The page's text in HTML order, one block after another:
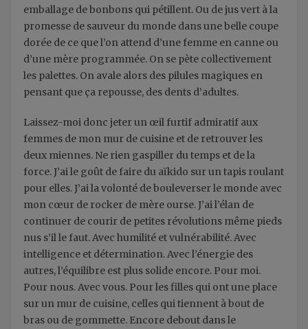
emballage de bonbons qui pétillent. Ou de jus vert à la
promesse de sauveur du monde dans une belle coupe
dorée de ce que l’on attend d’une femme en canne ou
d’une mère programmée. On se pète collectivement
les palettes. On avale alors des pilules magiques en
pensant que ça repousse, des dents d’adultes.
Laissez-moi donc jeter un œil furtif admiratif aux
femmes de mon mur de cuisine et de retrouver les
deux miennes. Ne rien gaspiller du temps et de la
force. J’ai le goût de faire du aïkido sur un tapis roulant
pour elles. J’ai la volonté de bouleverser le monde avec
mon cœur de rocker de mère ourse. J’ai l’élan de
continuer de courir de petites révolutions même pieds
nus s’il le faut. Avec humilité et vulnérabilité. Avec
intelligence et détermination. Avec l’énergie des
autres, l’équilibre est plus solide encore. Pour moi.
Pour nous. Avec vous. Pour les filles qui ont une place
sur un mur de cuisine, celles qui tiennent à bout de
bras ou de gommette. Encore debout dans le